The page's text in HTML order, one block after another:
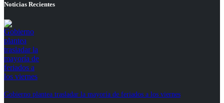
Noticias Recientes
Gobierno plantea trasladar la mayoría de feriados a los viernes